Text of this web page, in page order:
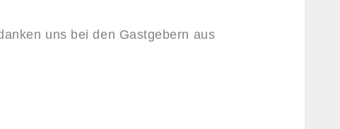
uns bei den Gastgebern aus